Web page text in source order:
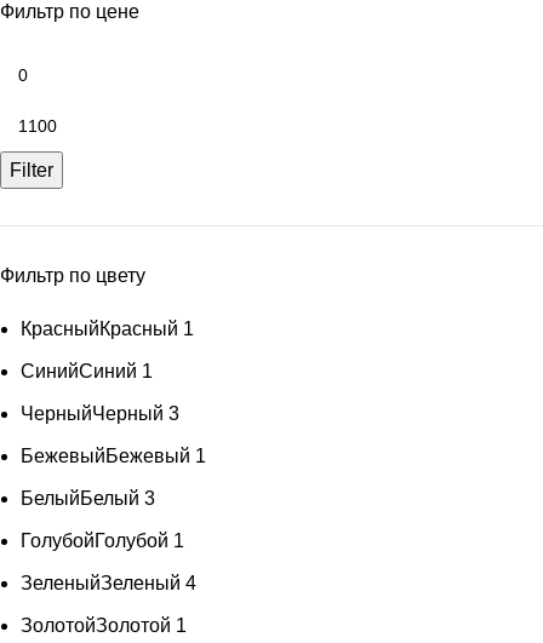
Фильтр по цене
Filter
Фильтр по цвету
КрасныйКрасный 1
СинийСиний 1
ЧерныйЧерный 3
БежевыйБежевый 1
БелыйБелый 3
ГолубойГолубой 1
ЗеленыйЗеленый 4
ЗолотойЗолотой 1